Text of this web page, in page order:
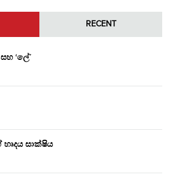
RECENT
‘ලේ’
හෘදය සාක්ෂිය